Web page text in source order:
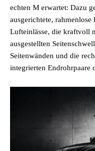
echten M erwartet: Dazu
ausgerichtete,
Lufteinlässe, die kraftvoll
ausgestellten
Seitenwänden und die
integrierten Endrohrpaare